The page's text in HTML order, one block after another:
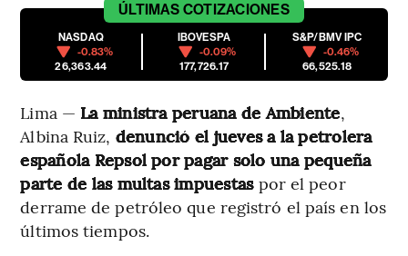
ÚLTIMAS COTIZACIONES
NASDAQ
-0.83%
26,363.44
IBOVESPA
-0.09%
177,726.17
S&P/BMV IPC
-0.46%
66,525.18
Lima — La ministra peruana de Ambiente,
Albina Ruiz, denunció el jueves a la petrolera
española Repsol por pagar solo una pequeña
parte de las multas impuestas por el peor
derrame de petróleo que registró el país en los
últimos tiempos.